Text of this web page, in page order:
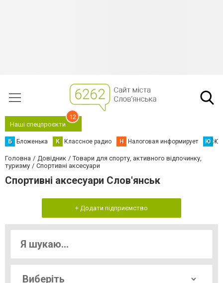
Наші спецпроєкти
12
Б Бложенька К Классное радио Н Налоговая информирует Ю
Головна Довідник
Товари для спорту, активного відпочинку,
туризму
Спортивні аксесуари
Спортивні аксесуари Слов'янськ
+ Додати підприємство